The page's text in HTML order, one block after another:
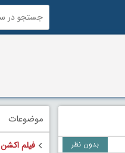
بدون نظر
موضوعات
فیلم اکشن